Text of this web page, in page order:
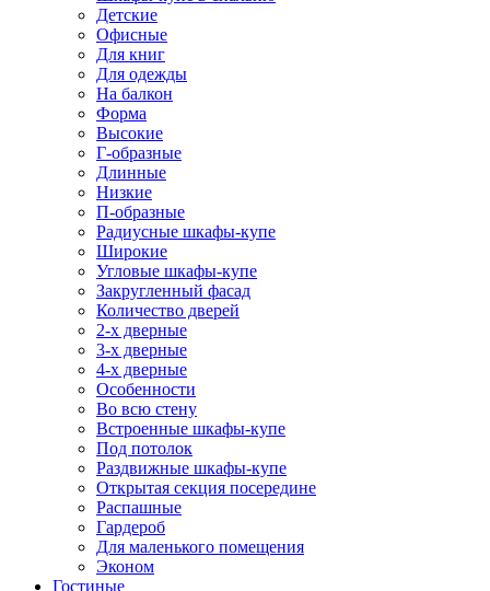
Детские
Офисные
Для книг
Для одежды
На балкон
Форма
Высокие
Г-образные
Длинные
Низкие
П-образные
Радиусные шкафы-купе
Широкие
Угловые шкафы-купе
Закругленный фасад
Количество дверей
2-х дверные
3-х дверные
4-х дверные
Особенности
Во всю стену
Встроенные шкафы-купе
Под потолок
Раздвижные шкафы-купе
Открытая секция посередине
Распашные
Гардероб
Для маленького помещения
Эконом
Гостиные